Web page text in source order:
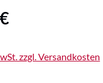
zzgl. Versandkosten